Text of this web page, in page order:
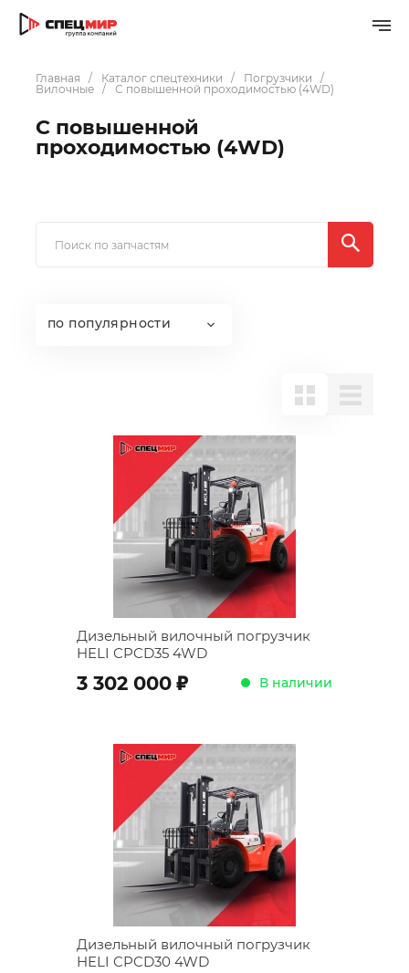
Главная Каталог спецтехники
Погрузчики
Вилочные
С повышенной проходимостью (4WD)
С повышенной
проходимостью (4WD)
по популярности
Дизельный вилочный погрузчик
HELI CPCD35 4WD
3 302 000 ; В наличии
Дизельный вилочный погрузчик
HELI CPCD30 4WD